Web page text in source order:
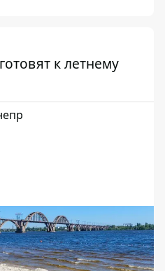
к летнему